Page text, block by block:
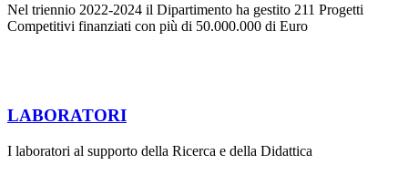
Nel triennio 2022-2024 il Dipartimento ha gestito 211 Progetti
Competitivi finanziati con più di 50.000.000 di Euro
LABORATORI
I laboratori al supporto della Ricerca e della Didattica